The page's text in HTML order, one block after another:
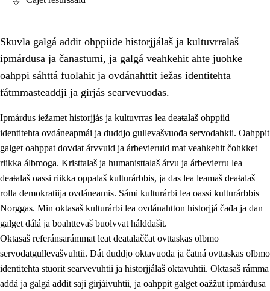
Oahpahusa árvovuođđu
1.1 Olmmošárvu
Identitehta ja kultuvrralaš girjáivuohta
1.3 Kritihkalaš jurddašeapmi ja ehtalaš diđolašvuohta
1.4 Hutkanillu, beroštupmi ja suokkardanhuovva
1.5 Luondduákten ja birasdiđolašvuohta
1.6 Demokratiija ja mielváikkuheapmi
Skuvla galgá addit ohppiide historjjálaš ja kultuvrralaš
ipmárdusa ja čanastumi, ja galgá veahkehit ahte juohke
oahppi sáhttá fuolahit ja ovdánahttit iežas identitehta
fátmmasteaddji ja girjás searvevuođas.
Ipmárdus iežamet historjjás ja kultuvrras lea deaŧalaš ohppiid
identitehta ovdáneapmái ja duddjo gullevašvuođa servodahkii. Oahppit
galget oahppat dovdat árvvuid ja árbevieruid mat veahkehit čohkket
riikka álbmoga. Kristtalaš ja humanisttalaš árvu ja árbevierru lea
deaŧalaš oassi riikka oppalaš kulturárbbis, ja das lea leamaš deaŧalaš
rolla demokratiija ovdáneamis. Sámi kulturárbi lea oassi kulturárbbis
Norggas. Min oktasaš kulturárbi lea ovdánahtton historjjá čađa ja dan
galget dálá ja boahttevaš buolvvat hálddašit.
Oktasaš referánsarámmat leat deaŧalaččat ovttaskas olbmo
servodatgullevašvuhtii. Dát duddjo oktavuođa ja čatná ovttaskas olbmo
identitehta stuorit searvevuhtii ja historjjálaš oktavuhtii. Oktasaš rámma
addá ja galgá addit saji girjáivuhtii, ja oahppit galget oažžut ipmárdusa